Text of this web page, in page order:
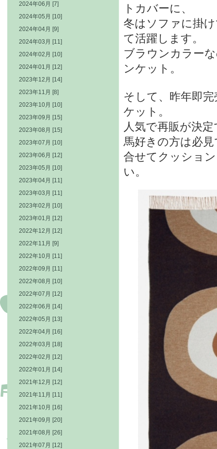
トカバーに、
冬はソファに掛
て活躍します。
ブラウンカラー
ンケット。
そして、昨年即
ケット。
人気で再販が決
馬好きの方は必
合せてクッショ
い。
2024年06月 [7]
2024年05月 [10]
2024年04月 [9]
2024年03月 [11]
2024年02月 [10]
2024年01月 [12]
2023年12月 [14]
2023年11月 [8]
2023年10月 [10]
2023年09月 [15]
2023年08月 [15]
2023年07月 [10]
2023年06月 [12]
2023年05月 [10]
2023年04月 [11]
2023年03月 [11]
2023年02月 [10]
2023年01月 [12]
2022年12月 [12]
2022年11月 [9]
2022年10月 [11]
2022年09月 [11]
2022年08月 [10]
2022年07月 [12]
2022年06月 [14]
2022年05月 [13]
2022年04月 [16]
2022年03月 [18]
2022年02月 [12]
2022年01月 [14]
2021年12月 [12]
2021年11月 [11]
2021年10月 [16]
2021年09月 [20]
2021年08月 [26]
2021年07月 [12]